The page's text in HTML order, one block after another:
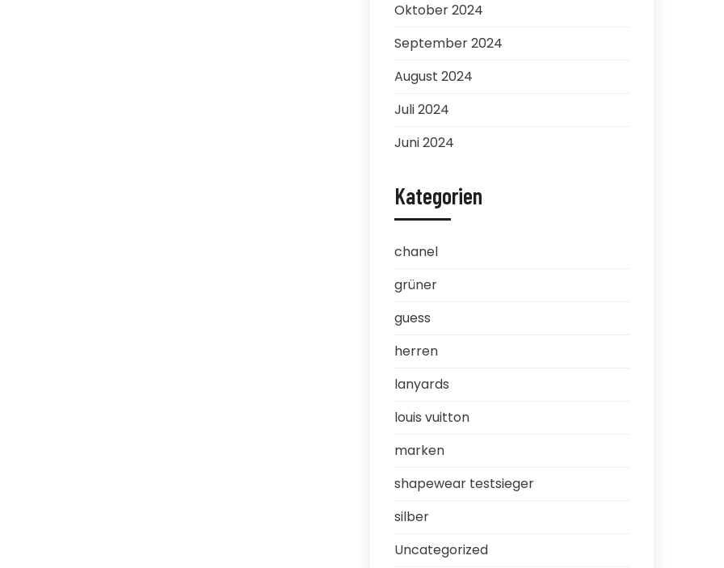
Oktober 2024
September 2024
August 2024
Juli 2024
Juni 2024
Kategorien
chanel
grüner
guess
herren
lanyards
louis vuitton
marken
shapewear testsieger
silber
Uncategorized